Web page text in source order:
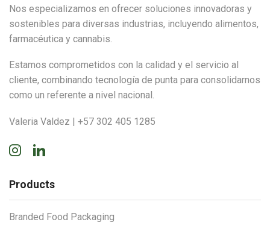
Nos especializamos en ofrecer soluciones innovadoras y
sostenibles para diversas industrias, incluyendo alimentos,
farmacéutica y cannabis.
Estamos comprometidos con la calidad y el servicio al
cliente, combinando tecnología de punta para consolidarnos
como un referente a nivel nacional.
Valeria Valdez | +57 302 405 1285
Instagram
Linkedin
Products
Branded Food Packaging